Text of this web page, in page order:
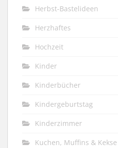
Herbst-Bastelideen
Herzhaftes
Hochzeit
Kinder
Kinderbücher
Kindergeburtstag
Kinderzimmer
Kuchen, Muffins & Kekse